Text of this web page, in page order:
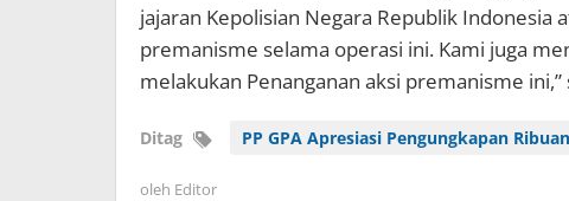
jajaran Kepolisian Negara Republik Indonesia
premanisme selama operasi ini. Kami juga
melakukan Penanganan aksi premanisme
Ditag PP GPA Apresiasi Pengungkapan
oleh Editor